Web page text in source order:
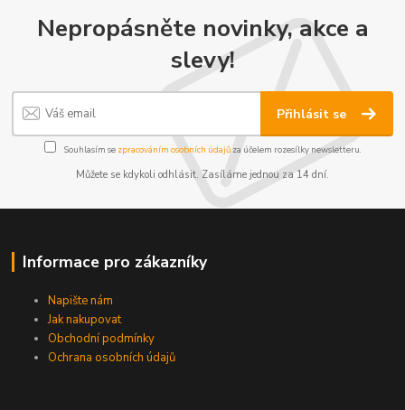
Nepropásněte novinky, akce a
slevy!
Přihlásit se
Souhlasím se zpracováním osobních údajůza účelem rozesílky newsletteru.
Můžete se kdykoli odhlásit. Zasíláme jednou za 14 dní.
Informace pro zákazníky
Napište nám
Jak nakupovat
Obchodní podmínky
Ochrana osobních údajů